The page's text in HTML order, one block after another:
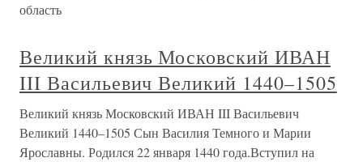
область
Великий князь Московский ИВАН
III Васильевич Великий 1440–1505
Великий князь Московский ИВАН III Васильевич
Великий 1440–1505 Сын Василия Темного и Марии
Ярославны. Родился 22 января 1440 года.Вступил на